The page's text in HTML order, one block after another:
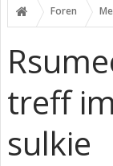
Foren
treff
sulkie